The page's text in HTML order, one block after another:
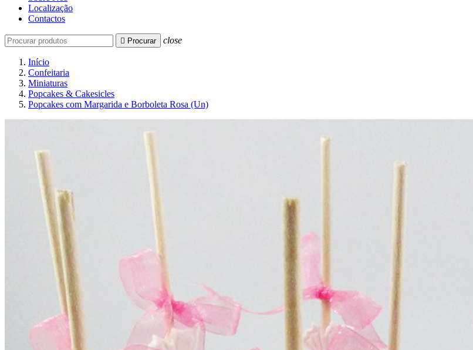
Localização
Contactos
 Procurar close
Início
Confeitaria
Miniaturas
Popcakes & Cakesicles
Popcakes com Margarida e Borboleta Rosa (Un)